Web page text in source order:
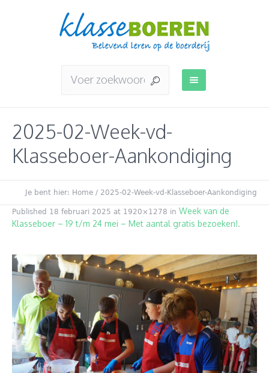
2025-02-Week-vd-
Klasseboer-Aankondiging
Je bent hier: Home / 2025-02-Week-vd-Klasseboer-Aankondiging
Published 18 februari 2025 at 1920×1278 in Week van de
Klasseboer – 19 t/m 24 mei – Met aantal gratis bezoeken!.